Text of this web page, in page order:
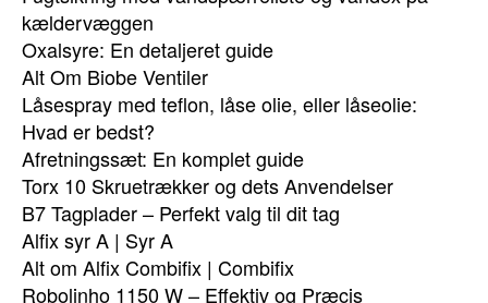
kældervæggen
Oxalsyre: En detaljeret guide
Alt Om Biobe Ventiler
Låsespray med teflon, låse olie, eller låseolie:
Hvad er bedst?
Afretningssæt: En komplet guide
Torx 10 Skruetrækker og dets Anvendelser
B7 Tagplader – Perfekt valg til dit tag
Alfix syr A | Syr A
Alt om Alfix Combifix | Combifix
Robolinho 1150 W – Effektiv og Præcis